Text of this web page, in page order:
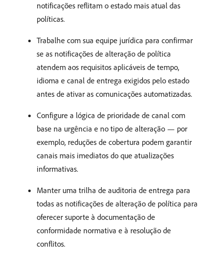
notificações reflitam o estado mais atual das
políticas.
Trabalhe com sua equipe jurídica para confirmar
se as notificações de alteração de política
atendem aos requisitos aplicáveis de tempo,
idioma e canal de entrega exigidos pelo estado
antes de ativar as comunicações automatizadas.
Configure a lógica de prioridade de canal com
base na urgência e no tipo de alteração — por
exemplo, reduções de cobertura podem garantir
canais mais imediatos do que atualizações
informativas.
Manter uma trilha de auditoria de entrega para
todas as notificações de alteração de política para
oferecer suporte à documentação de
conformidade normativa e à resolução de
conflitos.